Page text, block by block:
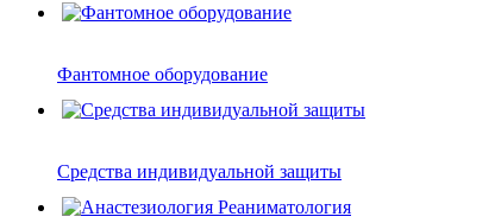
Фантомное оборудование
Средства индивидуальной защиты